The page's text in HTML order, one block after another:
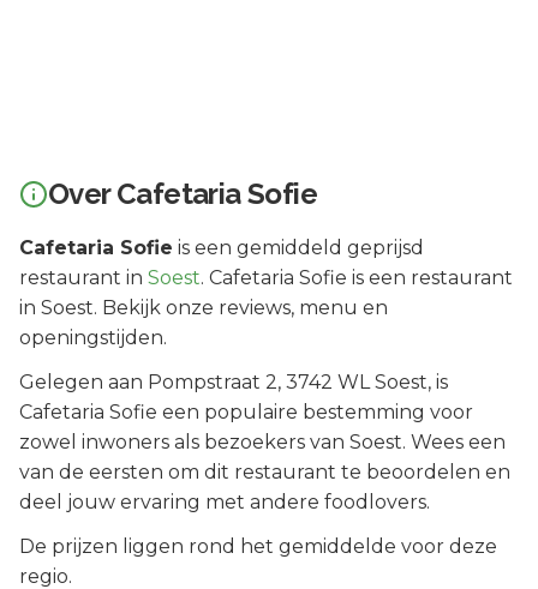
OverCafetaria Sofie
Cafetaria Sofie is een gemiddeld geprijsd
restaurant in Soest. Cafetaria Sofie is een restaurant
in Soest. Bekijk onze reviews, menu en
openingstijden.
Gelegen aan Pompstraat 2, 3742 WL Soest, is
Cafetaria Sofie een populaire bestemming voor
zowel inwoners als bezoekers van Soest. Wees een
van de eersten om dit restaurant te beoordelen en
deel jouw ervaring met andere foodlovers.
De prijzen liggen rond het gemiddelde voor deze
regio.